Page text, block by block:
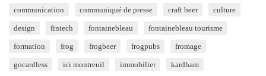
communication communiqué de presse craft beer culture
design fintech fontainebleau fontainebleau tourisme
formation frog frogbeer frogpubs fromage
gocardless ici montreuil immobilier kardham